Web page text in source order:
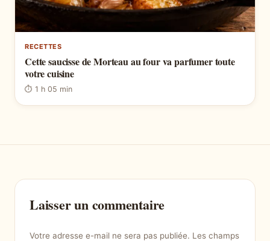
RECETTES
Cette saucisse de Morteau au four va parfumer toute
votre cuisine
⏱ 1 h 05 min
Laisser un commentaire
Votre adresse e-mail ne sera pas publiée. Les champs